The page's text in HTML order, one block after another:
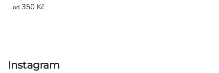
od 350 Kč
výpisu
Instagram